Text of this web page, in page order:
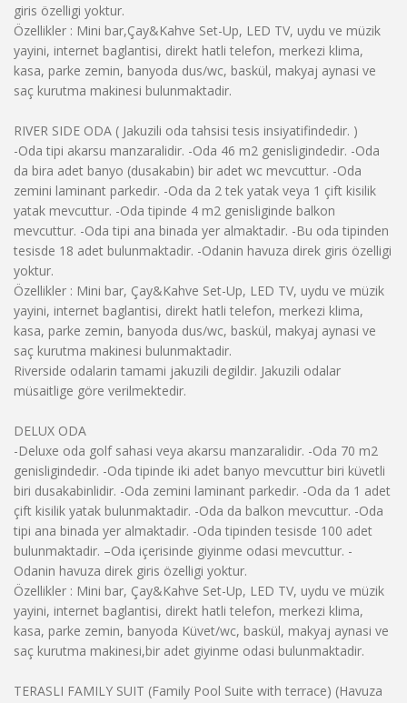
giris özelligi yoktur.
Özellikler : Mini bar,Çay&Kahve Set-Up, LED TV, uydu ve müzik
yayini, internet baglantisi, direkt hatli telefon, merkezi klima,
kasa, parke zemin, banyoda dus/wc, baskül, makyaj aynasi ve
saç kurutma makinesi bulunmaktadir.
RIVER SIDE ODA ( Jakuzili oda tahsisi tesis insiyatifindedir. )
-Oda tipi akarsu manzaralidir. -Oda 46 m2 genisligindedir. -Oda
da bira adet banyo (dusakabin) bir adet wc mevcuttur. -Oda
zemini laminant parkedir. -Oda da 2 tek yatak veya 1 çift kisilik
yatak mevcuttur. -Oda tipinde 4 m2 genisliginde balkon
mevcuttur. -Oda tipi ana binada yer almaktadir. -Bu oda tipinden
tesisde 18 adet bulunmaktadir. -Odanin havuza direk giris özelligi
yoktur.
Özellikler : Mini bar, Çay&Kahve Set-Up, LED TV, uydu ve müzik
yayini, internet baglantisi, direkt hatli telefon, merkezi klima,
kasa, parke zemin, banyoda dus/wc, baskül, makyaj aynasi ve
saç kurutma makinesi bulunmaktadir.
Riverside odalarin tamami jakuzili degildir. Jakuzili odalar
müsaitlige göre verilmektedir.
DELUX ODA
-Deluxe oda golf sahasi veya akarsu manzaralidir. -Oda 70 m2
genisligindedir. -Oda tipinde iki adet banyo mevcuttur biri küvetli
biri dusakabinlidir. -Oda zemini laminant parkedir. -Oda da 1 adet
çift kisilik yatak bulunmaktadir. -Oda da balkon mevcuttur. -Oda
tipi ana binada yer almaktadir. -Oda tipinden tesisde 100 adet
bulunmaktadir. –Oda içerisinde giyinme odasi mevcuttur. -
Odanin havuza direk giris özelligi yoktur.
Özellikler : Mini bar, Çay&Kahve Set-Up, LED TV, uydu ve müzik
yayini, internet baglantisi, direkt hatli telefon, merkezi klima,
kasa, parke zemin, banyoda Küvet/wc, baskül, makyaj aynasi ve
saç kurutma makinesi,bir adet giyinme odasi bulunmaktadir.
TERASLI FAMILY SUIT (Family Pool Suite with terrace) (Havuza